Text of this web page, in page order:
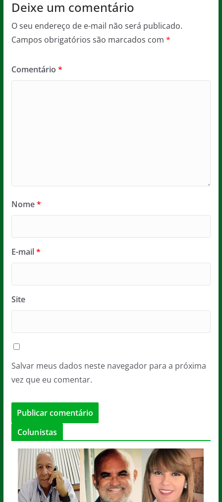
Deixe um comentário
O seu endereço de e-mail não será publicado.
Campos obrigatórios são marcados com *
Comentário *
Nome*
E-mail*
Site
Salvar meus dados neste navegador para a próxima
vez que eu comentar.
Colunistas